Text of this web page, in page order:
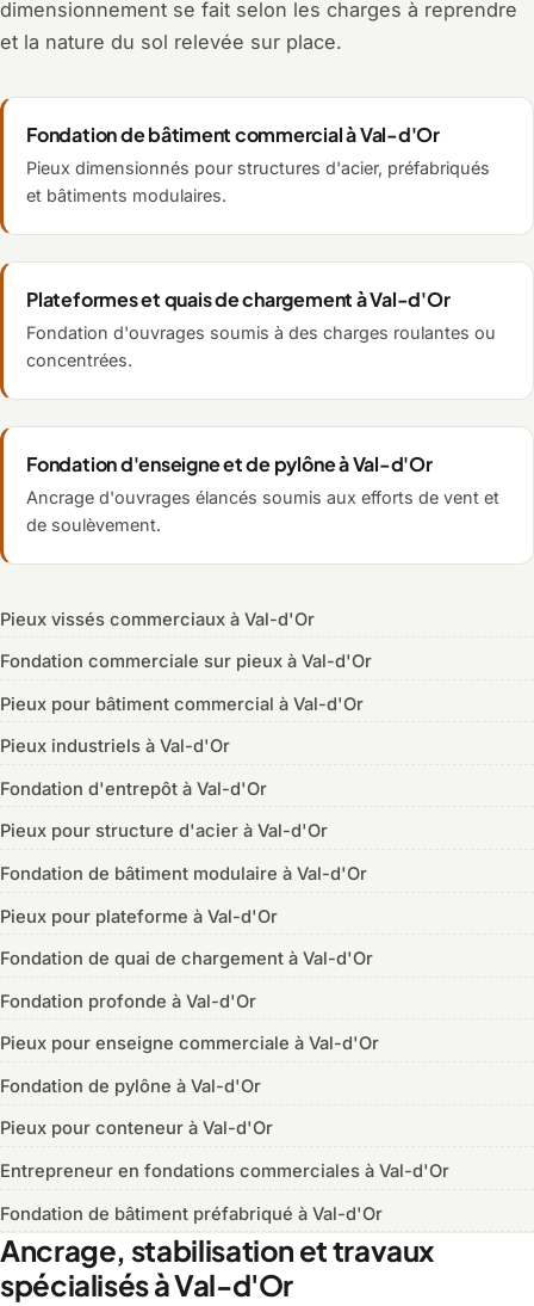
dimensionnement se fait selon les charges à reprendre
et la nature du sol relevée sur place.
Fondation de bâtiment commercial à Val-d'Or
Pieux dimensionnés pour structures d'acier, préfabriqués
et bâtiments modulaires.
Plateformes et quais de chargement à Val-d'Or
Fondation d'ouvrages soumis à des charges roulantes ou
concentrées.
Fondation d'enseigne et de pylône à Val-d'Or
Ancrage d'ouvrages élancés soumis aux efforts de vent et
de soulèvement.
Pieux vissés commerciaux à Val-d'Or
Fondation commerciale sur pieux à Val-d'Or
Pieux pour bâtiment commercial à Val-d'Or
Pieux industriels à Val-d'Or
Fondation d'entrepôt à Val-d'Or
Pieux pour structure d'acier à Val-d'Or
Fondation de bâtiment modulaire à Val-d'Or
Pieux pour plateforme à Val-d'Or
Fondation de quai de chargement à Val-d'Or
Fondation profonde à Val-d'Or
Pieux pour enseigne commerciale à Val-d'Or
Fondation de pylône à Val-d'Or
Pieux pour conteneur à Val-d'Or
Entrepreneur en fondations commerciales à Val-d'Or
Fondation de bâtiment préfabriqué à Val-d'Or
Ancrage, stabilisation et travaux
spécialisés à Val-d'Or